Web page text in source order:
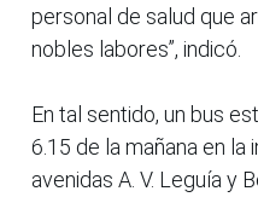
personal de salud que
nobles labores”, indicó.
En tal sentido, un bus
6.15 de la mañana en
avenidas A. V. Leguía y